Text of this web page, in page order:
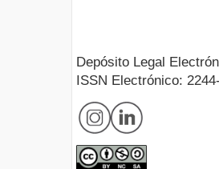
Depósito Legal
ISSN Electrónico: